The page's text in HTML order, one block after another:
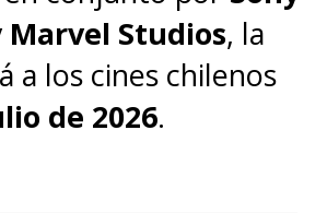
Marvel Studios, la
a los cines chilenos
de 2026.